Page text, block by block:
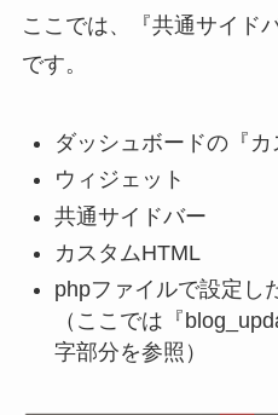
ここでは、『共通サイド
です。
ダッシュボードの『カ
ウィジェット
共通サイドバー
カスタムHTML
phpファイルで設定し
（ここでは『
字部分を参照）